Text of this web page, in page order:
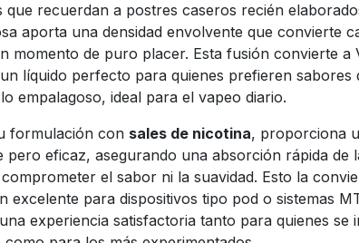
que recuerdan a postres caseros recién
aporta una densidad envolvente que convierte
momento de puro placer. Esta fusión convierte a
líquido perfecto para quienes prefieren sabores
empalagoso, ideal para el vapeo diario.
formulación con sales de nicotina, proporciona
pero eficaz, asegurando una absorción rápida de
el sabor ni la suavidad. Esto la
excelente para dispositivos tipo pod o sistemas
experiencia satisfactoria tanto para quienes se